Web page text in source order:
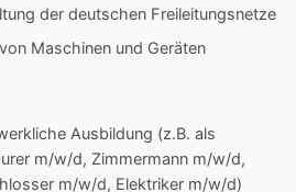
der deutschen Freileitungsnetze
Maschinen und Geräten
Ausbildung (z.B. als
m/w/d, Zimmermann m/w/d,
m/w/d, Elektriker m/w/d)